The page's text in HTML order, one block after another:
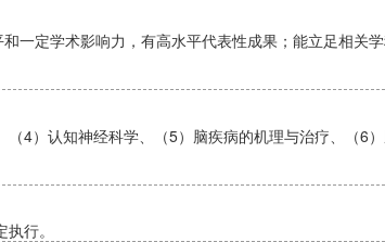
一定学术影响力，有高水平代表性成果；能立足相关
4）认知神经科学、（5）脑疾病的机理与治疗、（6
行。